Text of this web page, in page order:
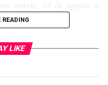
da soja, ou seja, dos
LIKE